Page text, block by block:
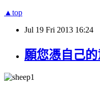
▲top
Jul 19 Fri 2013 16:24
願您憑自己